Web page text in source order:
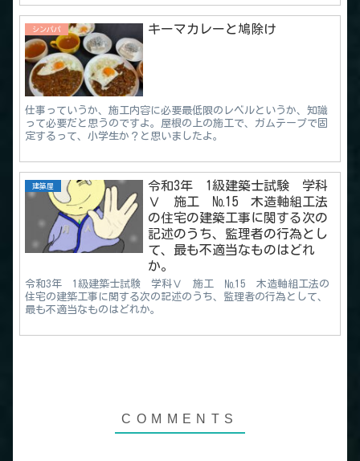
シンパパ キーマカレーと鳩除け
仕事っていうか、施工内容に必要最低限のレベルというか、知識
って必要だと思うのですよ。屋根の上の施工で、ガムテープで固
定するって、小学生か？と思いましたよ。
建築屋
令和3年 1級建築士試験 学科
Ⅴ 施工 №15 木造軸組工法
の住宅の建築工事に関する次の
記述のうち、監理者の行為とし
て、最も不適当なものはどれ
か。
令和3年 1級建築士試験 学科Ⅴ 施工 №15 木造軸組工法の
住宅の建築工事に関する次の記述のうち、監理者の行為として、
最も不適当なものはどれか。